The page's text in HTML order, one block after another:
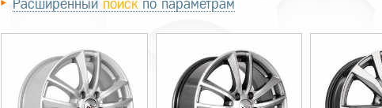
Расширенный поиск по параметрам